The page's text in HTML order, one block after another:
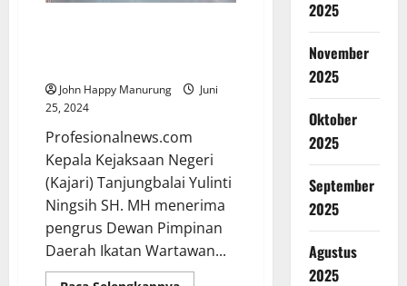
John Happy Manurung
Juni
25, 2024
Profesionalnews.com
Kepala Kejaksaan Negeri
(Kajari) Tanjungbalai Yulinti
Ningsih SH. MH menerima
pengrus Dewan Pimpinan
Daerah Ikatan Wartawan...
2025
November
2025
Oktober
2025
September
2025
Agustus
2025